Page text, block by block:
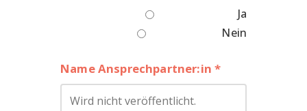
Ja
Nein
Name Ansprechpartner:in *